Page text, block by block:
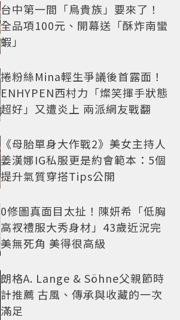
台中第一間「鳥貴族」要來了！
全品項100元、開幕送「酥炸南蠻
蝦」
捲粉絲Mina輕生爭議後首露面！
ENHYPEN西村力「燦笑揮手狀態
超好」又遭炎上 兩派網友戰翻
《母胎單身大作戰2》美女主持人
姜漢娜IG私服更是約會範本：5個
提升氣質穿搭Tips公開
0修圖真面目太扯！陳妍希「低胸
高衩禮服大秀身材」43歲近況完
美無死角 美得很高級
朗格A. Lange & Söhne父親節時
計推薦 古風、傳承與收藏的一次
滿足